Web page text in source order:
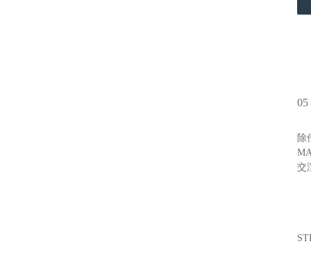
除
交